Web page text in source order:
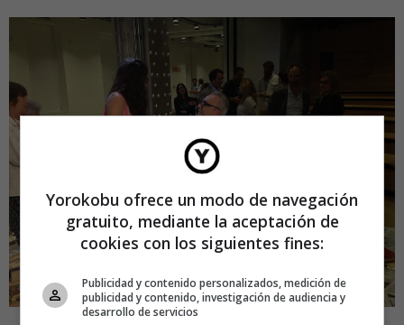
Yorokobu ofrece un modo de navegación
gratuito, mediante la aceptación de
cookies con los siguientes fines:
Publicidad y contenido personalizados, medición de
publicidad y contenido, investigación de audiencia y
desarrollo de servicios